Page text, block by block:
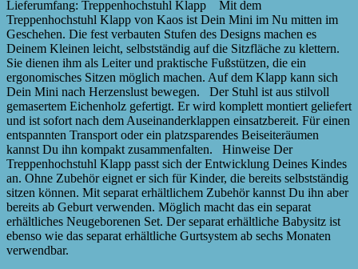
Lieferumfang: Treppenhochstuhl Klapp Mit dem
Treppenhochstuhl Klapp von Kaos ist Dein Mini im Nu mitten im
Geschehen. Die fest verbauten Stufen des Designs machen es
Deinem Kleinen leicht, selbstständig auf die Sitzfläche zu klettern.
Sie dienen ihm als Leiter und praktische Fußstützen, die ein
ergonomisches Sitzen möglich machen. Auf dem Klapp kann sich
Dein Mini nach Herzenslust bewegen. Der Stuhl ist aus stilvoll
gemasertem Eichenholz gefertigt. Er wird komplett montiert geliefert
und ist sofort nach dem Auseinanderklappen einsatzbereit. Für einen
entspannten Transport oder ein platzsparendes Beiseiteräumen
kannst Du ihn kompakt zusammenfalten. Hinweise Der
Treppenhochstuhl Klapp passt sich der Entwicklung Deines Kindes
an. Ohne Zubehör eignet er sich für Kinder, die bereits selbstständig
sitzen können. Mit separat erhältlichem Zubehör kannst Du ihn aber
bereits ab Geburt verwenden. Möglich macht das ein separat
erhältliches Neugeborenen Set. Der separat erhältliche Babysitz ist
ebenso wie das separat erhältliche Gurtsystem ab sechs Monaten
verwendbar.